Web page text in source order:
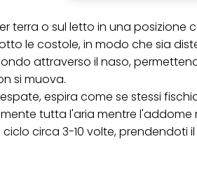
terra o sul letto in una posizione
le costole, in modo che sia
attraverso il naso,
si muova.
espira come se stessi
tutta l'aria mentre l'addome
circa 3-10 volte, prendendoti
Puoi trovare maggiori
collegata nel piè di
qualsiasi momento con
"modifica" di seguito".
per uno o più degli scopi